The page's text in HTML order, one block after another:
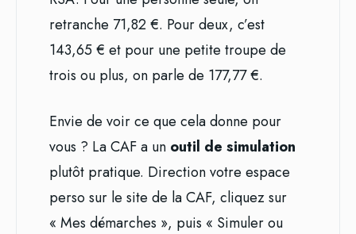
retranche 71,82 €. Pour deux, c’est
143,65 € et pour une petite troupe de
trois ou plus, on parle de 177,77 €.
Envie de voir ce que cela donne pour
vous ? La CAF a un outil de simulation
plutôt pratique. Direction votre espace
perso sur le site de la CAF, cliquez sur
« Mes démarches », puis « Simuler ou